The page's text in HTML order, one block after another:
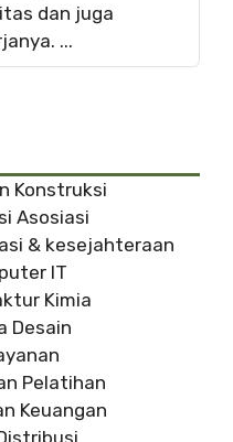
dan juga
...
Konstruksi
Asosiasi
& kesejahteraan
IT
Kimia
Desain
Pelatihan
Keuangan